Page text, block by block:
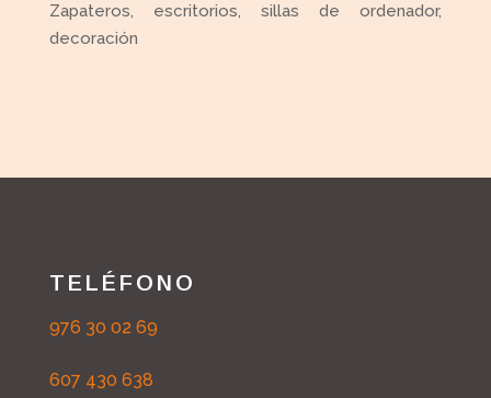
Zapateros, escritorios, sillas de ordenador,
decoración
TELÉFONO
976 30 02 69
607 430 638